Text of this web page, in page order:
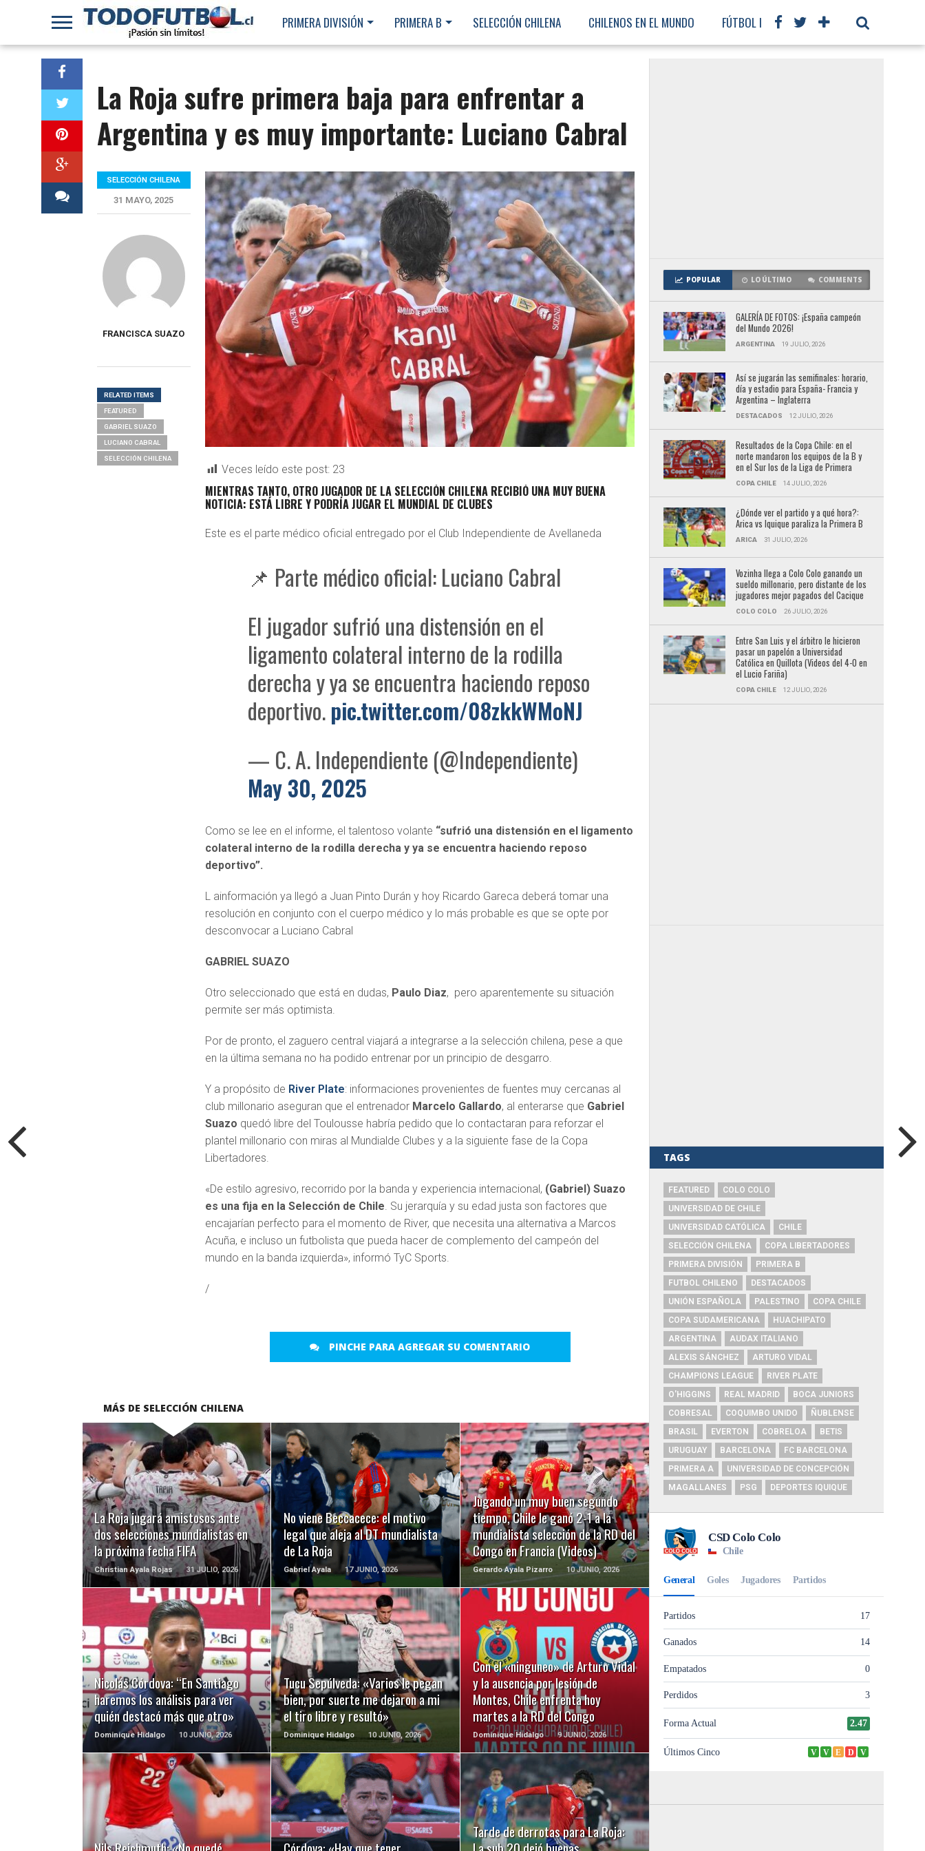
PRIMERA DIVISIÓN PRIMERA B SELECCIÓN CHILENA CHILENOS EN EL MUNDO FÚTBOL INTERNACIONAL
La Roja sufre primera baja para enfrentar a
Argentina y es muy importante: Luciano Cabral
Veces leído este post: 23
MIENTRAS TANTO, OTRO JUGADOR DE LA SELECCIÓN CHILENA RECIBIÓ UNA MUY BUENA
NOTICIA: ESTÁ LIBRE Y PODRÍA JUGAR EL MUNDIAL DE CLUBES
Este es el parte médico oficial entregado por el Club Independiente de Avellaneda
📌 Parte médico oficial: Luciano Cabral
El jugador sufrió una distensión en el
ligamento colateral interno de la rodilla
derecha y ya se encuentra haciendo reposo
deportivo.pic.twitter.com/08zkkWMoNJ
— C. A. Independiente (@Independiente)
May 30, 2025
Como se lee en el informe, el talentoso volante “sufrió una distensión en el ligamento
colateral interno de la rodilla derecha y ya se encuentra haciendo reposo
deportivo”.
L ainformación ya llegó a Juan Pinto Durán y hoy Ricardo Gareca deberá tomar una
resolución en conjunto con el cuerpo médico y lo más probable es que se opte por
desconvocar a Luciano Cabral
GABRIEL SUAZO
Otro seleccionado que está en dudas, Paulo Diaz, pero aparentemente su situación
permite ser más optimista.
Por de pronto, el zaguero central viajará a integrarse a la selección chilena, pese a que
en la última semana no ha podido entrenar por un principio de desgarro.
Y a propósito de River Plate: informaciones provenientes de fuentes muy cercanas al
club millonario aseguran que el entrenador Marcelo Gallardo, al enterarse que Gabriel
Suazo quedó libre del Toulousse habría pedido que lo contactaran para reforzar el
plantel millonario con miras al Mundialde Clubes y a la siguiente fase de la Copa
Libertadores.
«De estilo agresivo, recorrido por la banda y experiencia internacional, (Gabriel) Suazo
es una fija en la Selección de Chile. Su jerarquía y su edad justa son factores que
encajarían perfecto para el momento de River, que necesita una alternativa a Marcos
Acuña, e incluso un futbolista que pueda hacer de complemento del campeón del
mundo en la banda izquierda», informó TyC Sports.
/
PINCHE PARA AGREGAR SU COMENTARIO
SELECCIÓN CHILENA
31 MAYO, 2025
FRANCISCA SUAZO
RELATED ITEMS
FEATURED
GABRIEL SUAZO
LUCIANO CABRAL
SELECCIÓN CHILENA
MÁS DE SELECCIÓN CHILENA
La Roja jugará amistosos ante
dos selecciones mundialistas en
la próxima fecha FIFA
Christian Ayala Rojas 31 JULIO, 2026
LEER MÁS
No viene Beccacece: el motivo
legal que aleja al DT mundialista
de La Roja
Gabriel Ayala 17 JUNIO, 2026
LEER MÁS
Jugando un muy buen segundo
tiempo, Chile le ganó 2-1 a la
mundialista selección de la RD del
Congo en Francia (Videos)
Gerardo Ayala Pizarro 10 JUNIO, 2026
LEER MÁS
Nicolás Córdova: “En Santiago
haremos los análisis para ver
quién destacó más que otro»
Dominique Hidalgo 10 JUNIO, 2026
LEER MÁS
Tucu Sepúlveda: «Varios le pegan
bien, por suerte me dejaron a mi
el tiro libre y resultó»
Dominique Hidalgo 10 JUNIO, 2026
LEER MÁS
Con el «ninguneo» de Arturo Vidal
y la ausencia por lesión de
Montes, Chile enfrenta hoy
martes a la RD del Congo
Dominique Hidalgo 9 JUNIO, 2026
LEER MÁS
LEER MÁS LEER MÁS
Tarde de derrotas para La Roja:
LEER MÁS
POPULAR LO ÚLTIMO COMMENTS
GALERÍA DE FOTOS: ¡España campeón
del Mundo 2026!
ARGENTINA 19 JULIO, 2026
Así se jugarán las semifinales: horario,
día y estadio para España- Francia y
Argentina – Inglaterra
DESTACADOS 12 JULIO, 2026
Resultados de la Copa Chile: en el
norte mandaron los equipos de la B y
en el Sur los de la Liga de Primera
COPA CHILE 14 JULIO, 2026
¿Dónde ver el partido y a qué hora?:
Arica vs Iquique paraliza la Primera B
ARICA 31 JULIO, 2026
Vozinha llega a Colo Colo ganando un
sueldo millonario, pero distante de los
jugadores mejor pagados del Cacique
COLO COLO 26 JULIO, 2026
Entre San Luis y el árbitro le hicieron
pasar un papelón a Universidad
Católica en Quillota (Videos del 4-0 en
el Lucio Fariña)
COPA CHILE 12 JULIO, 2026
TAGS
FEATURED
COLO COLO
UNIVERSIDAD DE CHILE
UNIVERSIDAD CATÓLICA
CHILE
SELECCIÓN CHILENA
COPA LIBERTADORES
PRIMERA DIVISIÓN
PRIMERA B
FUTBOL CHILENO
DESTACADOS
UNIÓN ESPAÑOLA
PALESTINO
COPA CHILE
COPA SUDAMERICANA
HUACHIPATO
ARGENTINA
AUDAX ITALIANO
ALEXIS SÁNCHEZ
ARTURO VIDAL
CHAMPIONS LEAGUE
RIVER PLATE
O'HIGGINS
REAL MADRID
BOCA JUNIORS
COBRESAL
COQUIMBO UNIDO
ÑUBLENSE
BRASIL
EVERTON COBRELOA
BETIS
URUGUAY
BARCELONA
FC BARCELONA
PRIMERA A
UNIVERSIDAD DE CONCEPCIÓN
MAGALLANES
PSG DEPORTES IQUIQUE